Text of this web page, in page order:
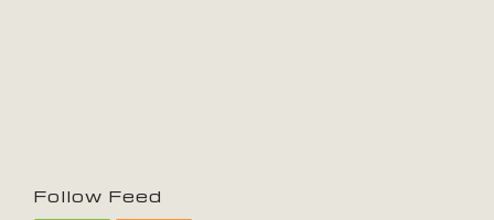
Follow Feed